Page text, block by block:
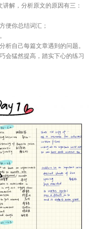
解，分析原文的原因有三：
便你总结词汇；
自己每篇文章遇到的问题。
会猛然提高，踏实下心的练习